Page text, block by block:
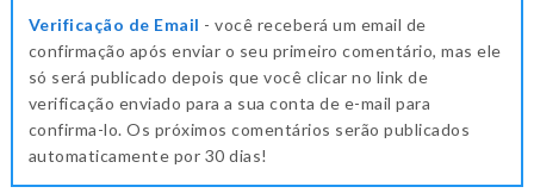
Verificação de Email - você receberá um email de
confirmação após enviar o seu primeiro comentário, mas ele
só será publicado depois que você clicar no link de
verificação enviado para a sua conta de e-mail para
confirma-lo. Os próximos comentários serão publicados
automaticamente por 30 dias!